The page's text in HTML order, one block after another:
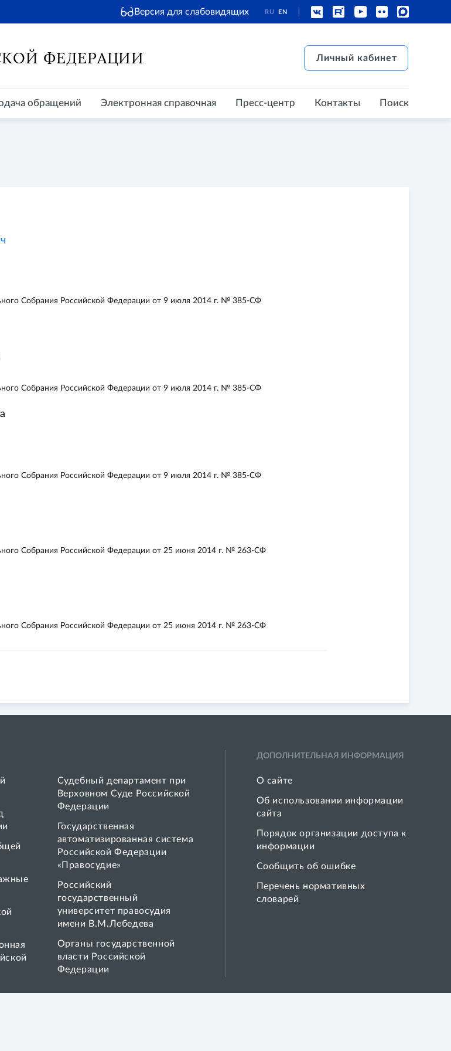
Версия для слабовидящих RU EN
ФЕДЕРАЦИИ Личный кабинет
обращений Электронная справочная Пресс-центр Контакты Поиск
Собрания Российской Федерации от 9 июля 2014 г. № 385-СФ
Собрания Российской Федерации от 9 июля 2014 г. № 385-СФ
Собрания Российской Федерации от 9 июля 2014 г. № 385-СФ
Собрания Российской Федерации от 25 июня 2014 г. № 263-СФ
Собрания Российской Федерации от 25 июня 2014 г. № 263-СФ
Судебный департамент при
Верховном Суде Российской
Федерации
Государственная
автоматизированная система
Российской Федерации
«Правосудие»
Pоссийский
государственный
университет правосудия
имени В.М.Лебедева
Органы государственной
власти Российской
Федерации
ДОПОЛНИТЕЛЬНАЯ ИНФОРМАЦИЯ
О сайте
Об использовании информации
сайта
Порядок организации доступа к
информации
Сообщить об ошибке
Перечень нормативных
словарей